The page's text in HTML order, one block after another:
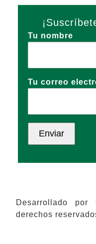
Tu nombre
Tu correo
Desarrollado por
derechos